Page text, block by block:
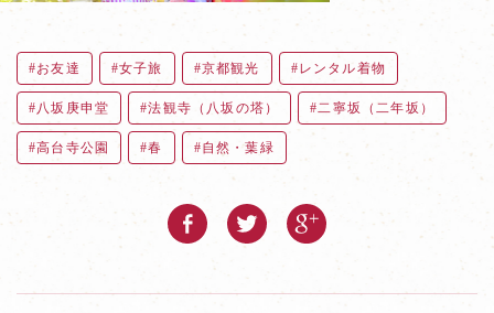
お友達 女子旅 京都観光 レンタル着物
八坂庚申堂 法観寺（八坂の塔） 二寧坂（二年坂）
高台寺公園 春 自然・葉緑